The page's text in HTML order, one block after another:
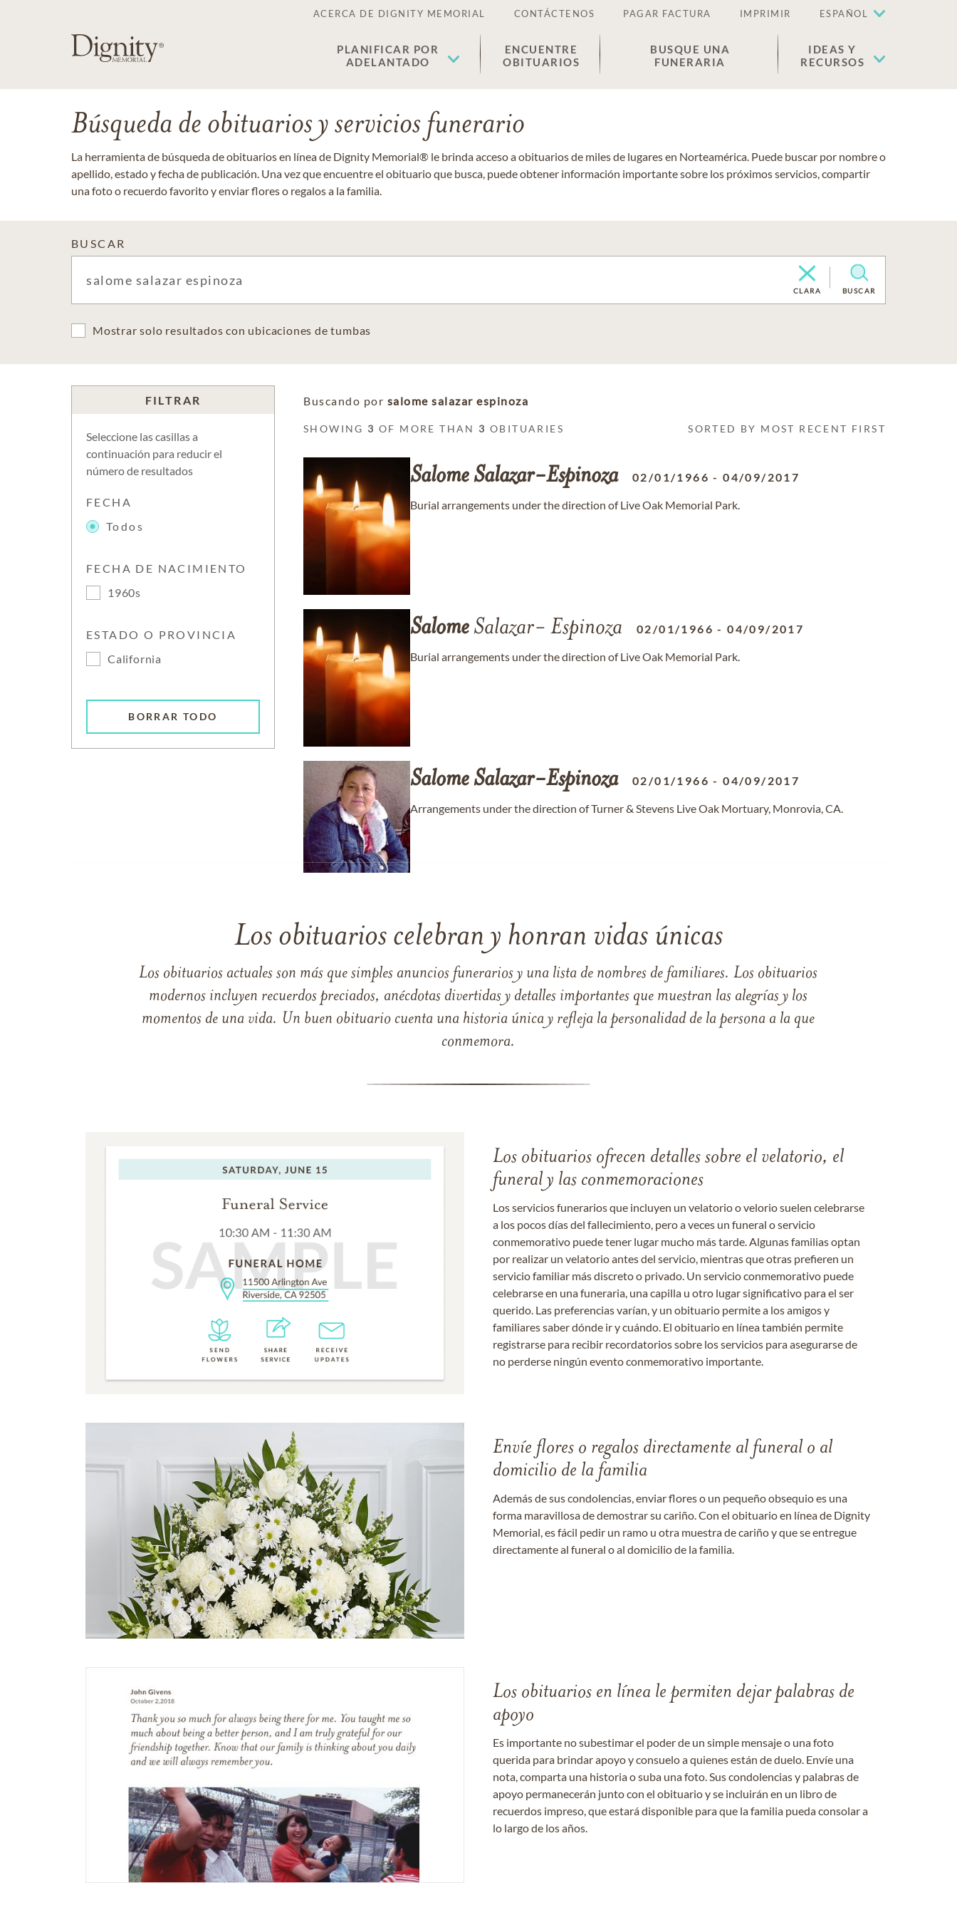
ACERCA DE DIGNITY MEMORIAL CONTÁCTENOS PAGAR FACTURA IMPRIMIR ESPAÑOL
PLANIFICAR POR
ADELANTADO
ENCUENTRE
OBITUARIOS
BUSQUE UNA
FUNERARIA
IDEAS Y
RECURSOS
Búsqueda de obituarios y servicios funerario
La herramienta de búsqueda de obituarios en línea de Dignity Memorial® le brinda acceso a obituarios de miles de lugares en Norteamérica. Puede buscar por nombre o
apellido, estado y fecha de publicación. Una vez que encuentre el obituario que busca, puede obtener información importante sobre los próximos servicios, compartir
una foto o recuerdo favorito y enviar flores o regalos a la familia.
BUSCAR
CLARA BUSCAR
Mostrar solo resultados con ubicaciones de tumbas
FILTRAR
Seleccione las casillas a
continuación para reducir el
número de resultados
FECHA
Todos
FECHA DE NACIMIENTO
1960s
ESTADO O PROVINCIA
California
BORRAR TODO
Buscando por salome salazar espinoza
SHOWING 3 OF MORE THAN 3 OBITUARIES SORTED BY MOST RECENT FIRST
SalomeSalazar-Espinoza 02/01/1966 -04/09/2017
Burial arrangements under the direction of Live Oak Memorial Park.
Salome Salazar- Espinoza 02/01/1966 -04/09/2017
Burial arrangements under the direction of Live Oak Memorial Park.
SalomeSalazar-Espinoza 02/01/1966 -04/09/2017
Arrangements under the direction of Turner & Stevens Live Oak Mortuary, Monrovia, CA.
Los obituarios celebran y honran vidas únicas
Los obituarios actuales son más que simples anuncios funerarios y una lista de nombres de familiares. Los obituarios
modernos incluyen recuerdos preciados, anécdotas divertidas y detalles importantes que muestran las alegrías y los
momentos de una vida. Un buen obituario cuenta una historia única y refleja la personalidad de la persona a la que
conmemora.
Los obituarios ofrecen detalles sobre el velatorio, el
funeral y las conmemoraciones
Los servicios funerarios que incluyen un velatorio o velorio suelen celebrarse
a los pocos días del fallecimiento, pero a veces un funeral o servicio
conmemorativo puede tener lugar mucho más tarde. Algunas familias optan
por realizar un velatorio antes del servicio, mientras que otras prefieren un
servicio familiar más discreto o privado. Un servicio conmemorativo puede
celebrarse en una funeraria, una capilla u otro lugar significativo para el ser
querido. Las preferencias varían, y un obituario permite a los amigos y
familiares saber dónde ir y cuándo. El obituario en línea también permite
registrarse para recibir recordatorios sobre los servicios para asegurarse de
no perderse ningún evento conmemorativo importante.
Envíe flores o regalos directamente al funeral o al
domicilio de la familia
Además de sus condolencias, enviar flores o un pequeño obsequio es una
forma maravillosa de demostrar su cariño. Con el obituario en línea de Dignity
Memorial, es fácil pedir un ramo u otra muestra de cariño y que se entregue
directamente al funeral o al domicilio de la familia.
Los obituarios en línea le permiten dejar palabras de
apoyo
Es importante no subestimar el poder de un simple mensaje o una foto
querida para brindar apoyo y consuelo a quienes están de duelo. Envíe una
nota, comparta una historia o suba una foto. Sus condolencias y palabras de
apoyo permanecerán junto con el obituario y se incluirán en un libro de
recuerdos impreso, que estará disponible para que la familia pueda consolar a
lo largo de los años.